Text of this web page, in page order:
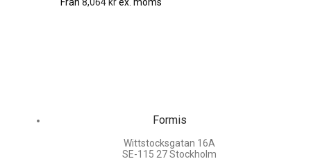
Formis
Wittstocksgatan 16A
SE-115 27 Stockholm